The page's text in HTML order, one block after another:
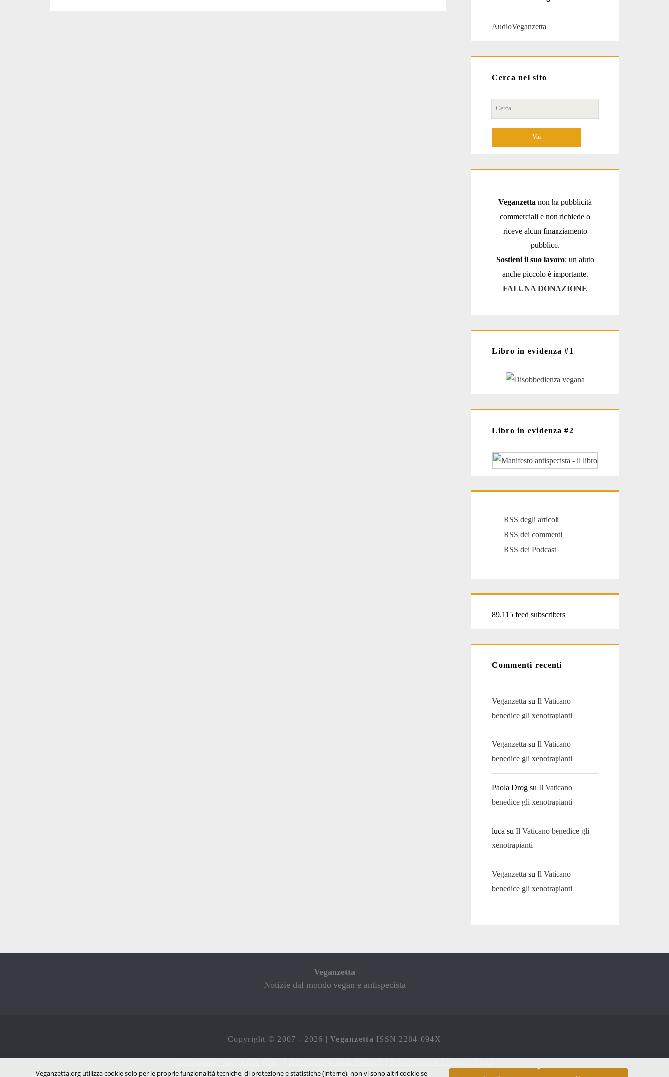
AudioVeganzetta
Cerca nel sito
Cerca
per:
Veganzetta non ha pubblicità
commerciali e non richiede o
riceve alcun finanziamento
pubblico.
Sostieni il suo lavoro: un aiuto
anche piccolo è importante.
FAI UNA DONAZIONE
Libro in evidenza #1
Libro in evidenza #2
RSS degli articoli
RSS dei commenti
RSS dei Podcast
89.115 feed subscribers
Commenti recenti
Veganzetta suIl Vaticano
benedice gli xenotrapianti
Veganzetta suIl Vaticano
benedice gli xenotrapianti
Paola Drog suIl Vaticano
benedice gli xenotrapianti
luca suIl Vaticano benedice gli
xenotrapianti
Veganzetta suIl Vaticano
benedice gli xenotrapianti
Veganzetta
Notizie dal mondo vegan e antispecista
Copyright © 2007 - 2026 |Veganzetta ISSN 2284-094X
Veganzetta.org utilizza cookie solo per le proprie funzionalità tecniche, di protezione e statistiche (interne), non vi sono altri cookie se